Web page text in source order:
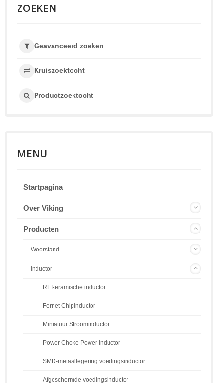
ZOEKEN
Geavanceerd zoeken
Kruiszoektocht
Productzoektocht
MENU
Startpagina
Over Viking
Producten
Weerstand
Inductor
RF keramische inductor
Ferriet Chipinductor
Miniatuur Stroominductor
Power Choke Power Inductor
SMD-metaallegering voedingsinductor
Afgeschermde voedingsinductor